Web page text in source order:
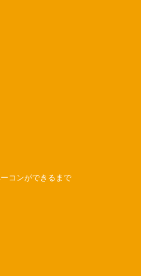
コンができるまで